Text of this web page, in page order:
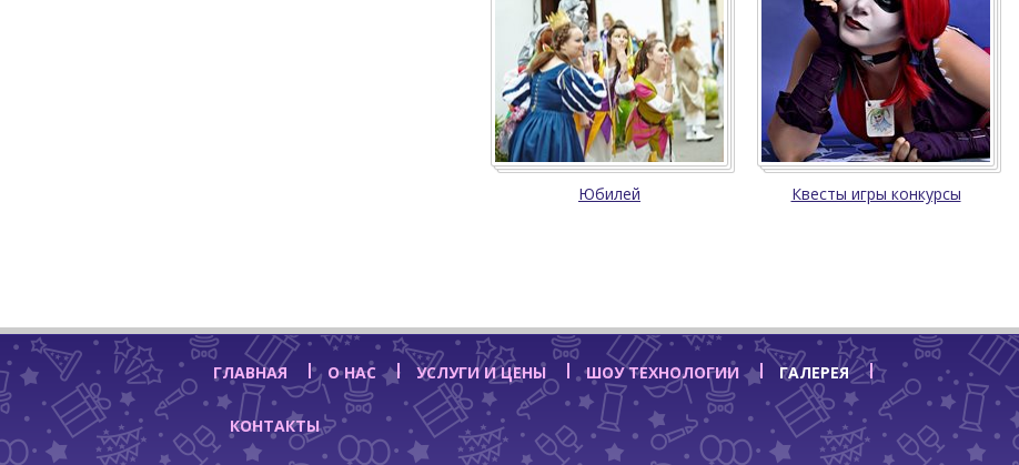
Юбилей Квесты игры конкурсы
ГЛАВНАЯ О НАС УСЛУГИ И ЦЕНЫ ШОУ ТЕХНОЛОГИИ ГАЛЕРЕЯ
КОНТАКТЫ